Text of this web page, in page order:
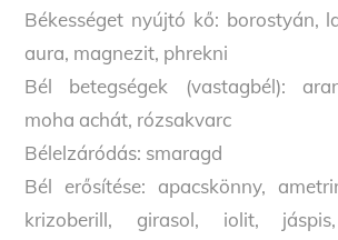
Békességet nyújtó kő: borostyán,
aura, magnezit, phrekni
Bél betegségek (vastagbél):
moha achát, rózsakvarc
Bélelzáródás: smaragd
Bél erősítése: apacskönny,
krizoberill, girasol, iolit,